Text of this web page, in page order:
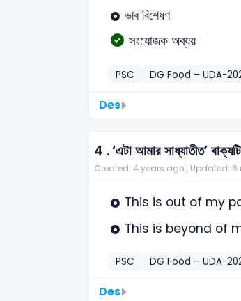
ভাব বিশেষণ
সংযোজক অব্যয়
PSC DG Food – UDA-
Des
4 .‘এটা আমার সাধ্যাতীত’
Created: 4 years ago | Updated: 6
This is out of my
This is beyond of
PSC DG Food – UDA-
Des